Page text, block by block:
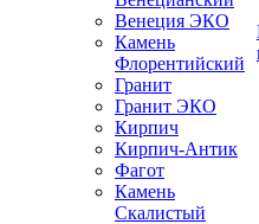
Венеция ЭКО
Камень
Флорентийский
Гранит
Гранит ЭКО
Кирпич
Кирпич-Антик
Фагот
Камень
Скалистый